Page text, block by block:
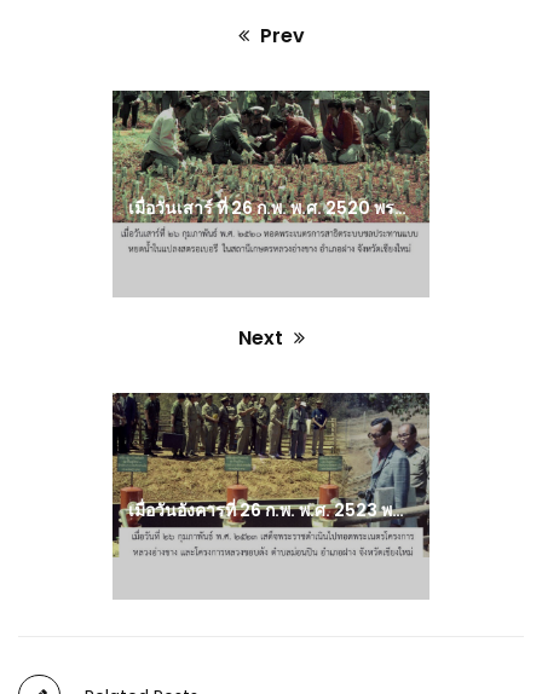
Prev
post:
เมื่อวันเสาร์ ที่ 26 ก.พ. พ.ศ. 2520 พระบาทสมเด็จพระเจ้าอยู่หัว ร.๙ ทรงสเด็จไปยังสถานีเกษตรหลวงอ่างขาง
Next
Next
post:
เมื่อวันอังคารที่ 26 ก.พ. พ.ศ. 2523 พระบาทสมเด็จพระเจ้าอยู่หัว ร.๙ ทรงสเด็จไปทรงเยี่ยมโครงการหลวงอ่างขาง